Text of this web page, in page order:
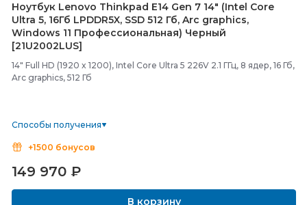
Ноутбук Lenovo Thinkpad E14 Gen 7 14" (Intel Core
Ultra 5, 16Гб LPDDR5X, SSD 512 Гб, Arc graphics,
Windows 11 Профессиональная) Черный
[21U2002LUS]
14" Full HD (1920 x 1200), Intel Core Ultra 5 226V 2.1 ГГц, 8 ядер, 16 Гб,
Arc graphics, 512 Гб
Способы получения
+1500 бонусов
149 970 ₽
В корзину